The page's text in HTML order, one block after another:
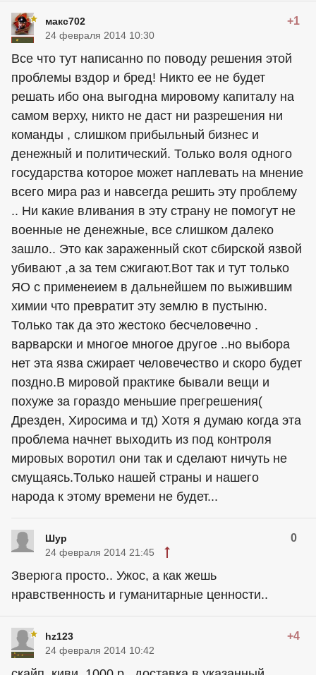
макс702 +1
24 февраля 2014 10:30
Все что тут написанно по поводу решения этой
проблемы вздор и бред! Никто ее не будет
решать ибо она выгодна мировому капиталу на
самом верху, никто не даст ни разрешения ни
команды , слишком прибыльный бизнес и
денежный и политический. Только воля одного
государства которое может наплевать на мнение
всего мира раз и навсегда решить эту проблему
.. Ни какие вливания в эту страну не помогут не
военные не денежные, все слишком далеко
зашло.. Это как зараженный скот сбирской язвой
убивают ,а за тем сжигают.Вот так и тут только
ЯО с применеием в дальнейшем по выжившим
химии что превратит эту землю в пустыню.
Только так да это жестоко бесчеловечно .
варварски и многое многое другое ..но выбора
нет эта язва сжирает человечество и скоро будет
поздно.В мировой практике бывали вещи и
похуже за гораздо меньшие прегрешения(
Дрезден, Хиросима и тд) Хотя я думаю когда эта
проблема начнет выходить из под контроля
мировых воротил они так и сделают ничуть не
смущаясь.Только нашей страны и нашего
народа к этому времени не будет...
Шур 0
24 февраля 2014 21:45
Зверюга просто.. Ужос, а как жешь
нравственность и гуманитарные ценности..
hz123 +4
24 февраля 2014 10:42